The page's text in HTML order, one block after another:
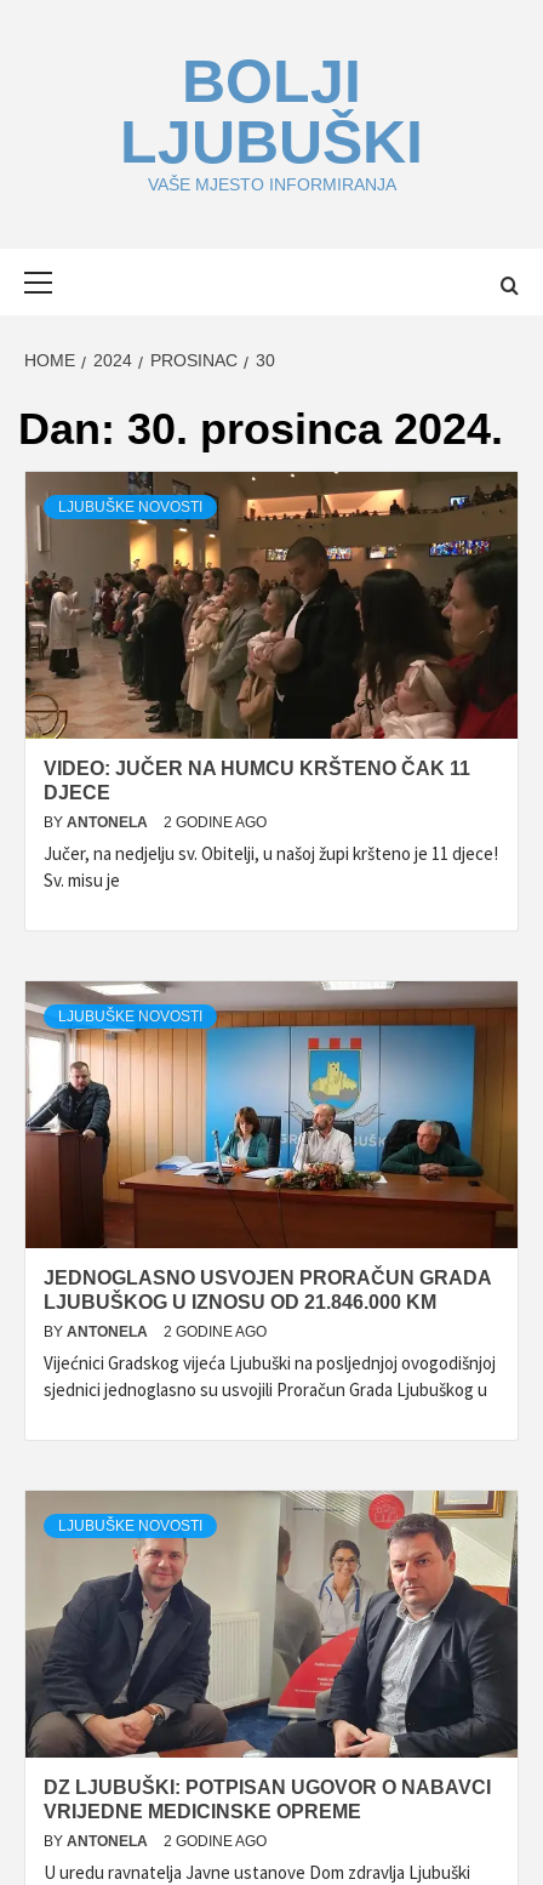
BOLJI
LJUBUŠKI
VAŠE MJESTO INFORMIRANJA
HOME 2024 PROSINAC 30
Dan: 30. prosinca 2024.
LJUBUŠKE NOVOSTI
VIDEO: JUČER NA HUMCU KRŠTENO ČAK 11
DJECE
BY ANTONELA 2 GODINE AGO
Jučer, na nedjelju sv. Obitelji, u našoj župi kršteno je 11 djece!
Sv. misu je
LJUBUŠKE NOVOSTI
JEDNOGLASNO USVOJEN PRORAČUN GRADA
LJUBUŠKOG U IZNOSU OD 21.846.000 KM
BY ANTONELA 2 GODINE AGO
Vijećnici Gradskog vijeća Ljubuški na posljednjoj ovogodišnjoj
sjednici jednoglasno su usvojili Proračun Grada Ljubuškog u
LJUBUŠKE NOVOSTI
DZ LJUBUŠKI: POTPISAN UGOVOR O NABAVCI
VRIJEDNE MEDICINSKE OPREME
BY ANTONELA 2 GODINE AGO
U uredu ravnatelja Javne ustanove Dom zdravlja Ljubuški